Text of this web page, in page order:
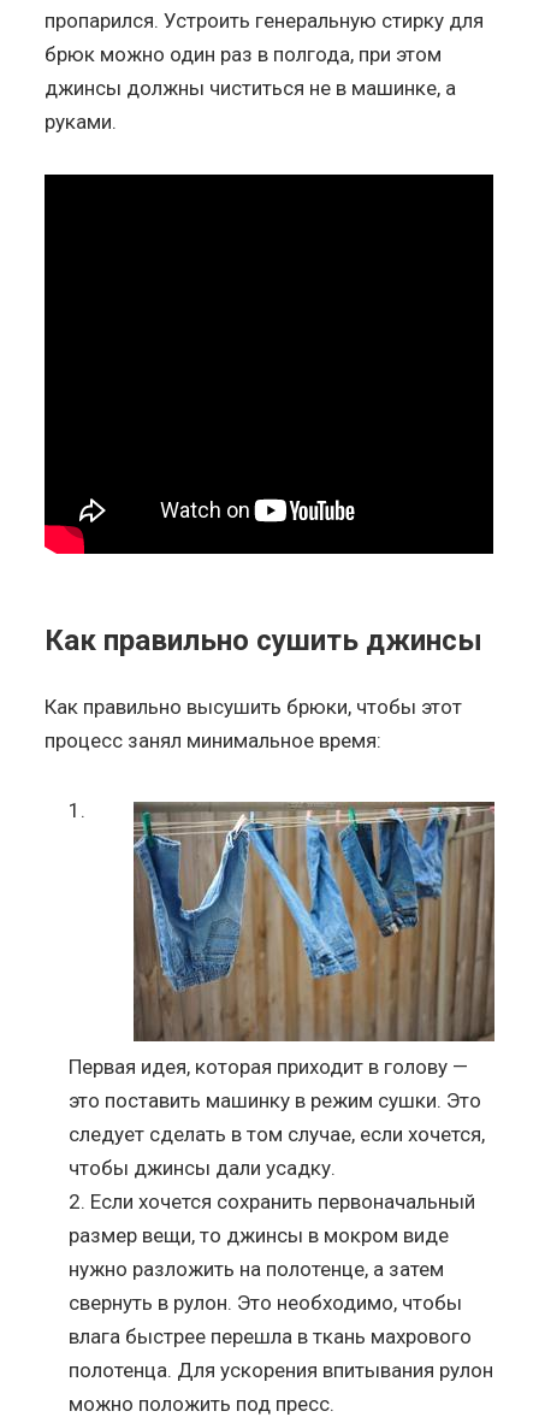
пропарился. Устроить генеральную стирку для
брюк можно один раз в полгода, при этом
джинсы должны чиститься не в машинке, а
руками.
Как правильно сушить джинсы
Как правильно высушить брюки, чтобы этот
процесс занял минимальное время:
Первая идея, которая приходит в голову —
это поставить машинку в режим сушки. Это
следует сделать в том случае, если хочется,
чтобы джинсы дали усадку.
Если хочется сохранить первоначальный
размер вещи, то джинсы в мокром виде
нужно разложить на полотенце, а затем
свернуть в рулон. Это необходимо, чтобы
влага быстрее перешла в ткань махрового
полотенца. Для ускорения впитывания рулон
можно положить под пресс.